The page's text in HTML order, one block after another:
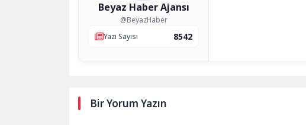
Beyaz Haber Ajansı
@BeyazHaber
Yazı Sayısı
8542
Bir Yorum Yazın